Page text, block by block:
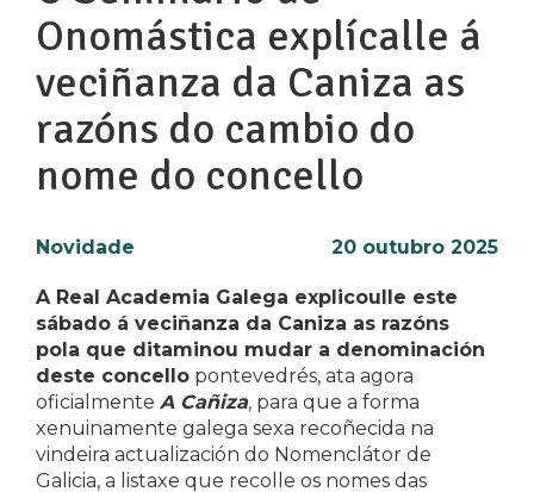
Onomástica explícalle á
veciñanza da Caniza as
razóns do cambio do
nome do concello
20 outubro 2025
Novidade
A Real Academia Galega explicoulle este
sábado á veciñanza da Caniza as razóns
pola que ditaminou mudar a denominación
deste concello pontevedrés, ata agora
oficialmente A Cañiza, para que a forma
xenuinamente galega sexa recoñecida na
vindeira actualización do Nomenclátor de
Galicia, a listaxe que recolle os nomes das